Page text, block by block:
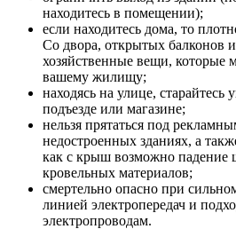
находитесь в помещении);
если находитесь дома, то
Со двора, открытых балконов
хозяйственные вещи, которые
вашему жилищу;
находясь на улице,
подъезде или магазине;
нельзя прятаться под
недостроенных зданиях, а
как с крыш возможно падение
кровельных материалов;
смертельно опасно при
линией электропередач и
электропроводам.